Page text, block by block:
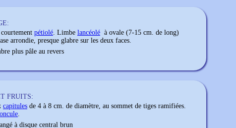
pétiolé. Limbe lancéolé à ovale (7-15 cm. de long)
arrondie, presque glabre sur les deux faces.
plus pâle au revers
FRUITS:
capitules de 4 à 8 cm. de diamètre, au sommet de tiges ramifiées.
.
à disque central brun